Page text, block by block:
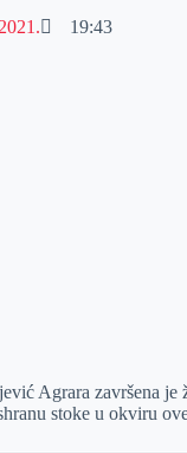
19:43
Agrara završena je
stoke u okviru